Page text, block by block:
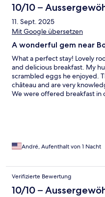
10/10 –
11. Sept. 2025
Mit Google übersetzen
A wonderful gem near
What a perfect stay! Lovely
and delicious breakfast. My
scrambled eggs he enjoyed.
château and are very
We were offered breakfast in
André, Aufenthalt von 1 Nacht
Verifizierte Bewertung
10/10 –